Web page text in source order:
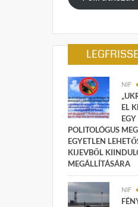
NIF
EL
EGY
POLITOLÓGUS
EGYETLEN
KIJEVBŐL
MEGÁLLÍTÁSÁRA
NIF